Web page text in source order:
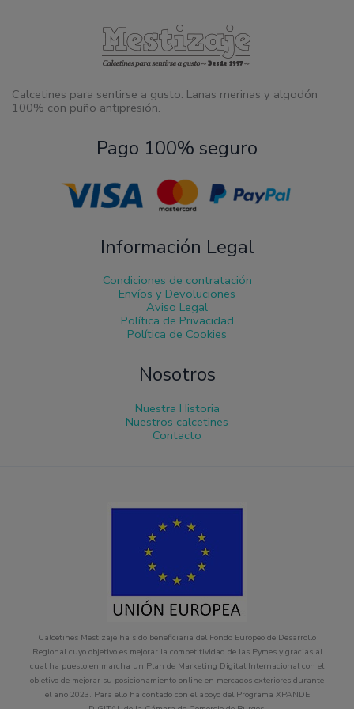
Calcetines para sentirse a gusto. Lanas merinas y algodón
100% con puño antipresión.
Pago 100% seguro
Información Legal
Condiciones de contratación
Envíos y Devoluciones
Aviso Legal
Política de Privacidad
Política de Cookies
Nosotros
Nuestra Historia
Nuestros calcetines
Contacto
Calcetines Mestizaje ha sido beneficiaria del Fondo Europeo de Desarrollo
Regional cuyo objetivo es mejorar la competitividad de las Pymes y gracias al
cual ha puesto en marcha un Plan de Marketing Digital Internacional con el
objetivo de mejorar su posicionamiento online en mercados exteriores durante
el año 2023. Para ello ha contado con el apoyo del Programa XPANDE